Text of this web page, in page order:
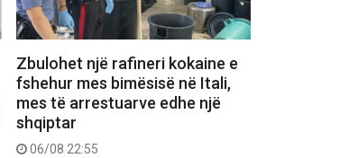
Zbulohet një rafineri kokaine e
fshehur mes bimësisë në Itali,
mes të arrestuarve edhe një
shqiptar
06/08 22:55